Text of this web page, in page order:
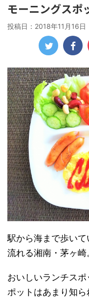
モーニングスポ
投稿日： 2018年11月16日
駅から海まで歩い
流れる湘南・茅ヶ崎
おいしいランチス
ポットはあまり知ら